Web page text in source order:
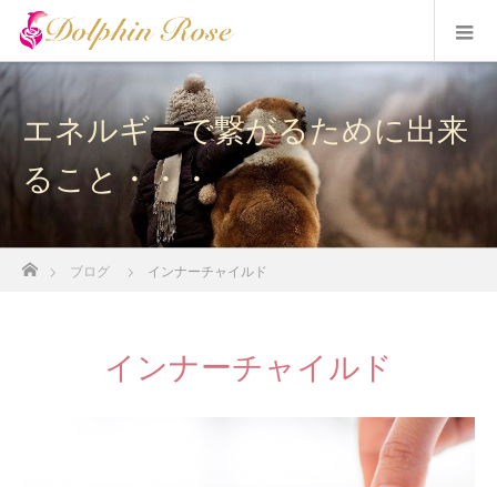
エネルギーで繋がるために出来
ること・・・
ブログ インナーチャイルド
インナーチャイルド